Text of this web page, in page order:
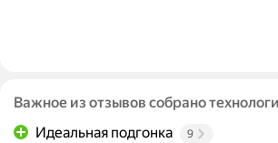
Важное из отзывов собрано
Идеальная подгонка
9